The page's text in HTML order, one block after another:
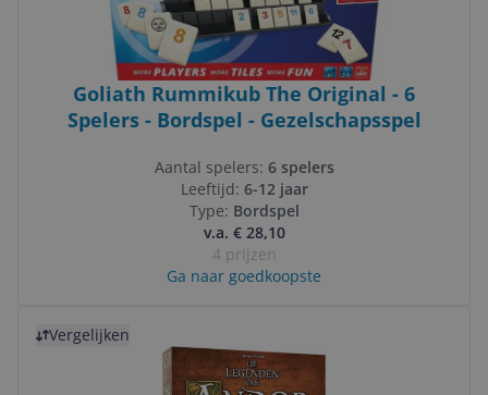
Goliath Rummikub The Original - 6
Spelers - Bordspel - Gezelschapsspel
Aantal spelers: 6 spelers
Leeftijd: 6-12 jaar
Type: Bordspel
v.a. € 28,10
4 prijzen
Ga naar goedkoopste
Vergelijken